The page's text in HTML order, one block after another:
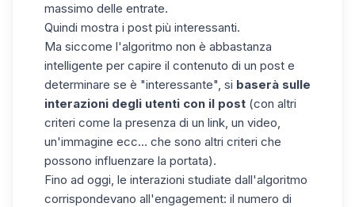
massimo delle entrate.
Quindi mostra i post più interessanti.
Ma siccome l'algoritmo non è abbastanza
intelligente per capire il contenuto di un post e
determinare se è "interessante", si baserà sulle
interazioni degli utenti con il post (con altri
criteri come la presenza di un link, un video,
un'immagine ecc... che sono altri criteri che
possono influenzare la portata).
Fino ad oggi, le interazioni studiate dall'algoritmo
corrispondevano all'engagement: il numero di